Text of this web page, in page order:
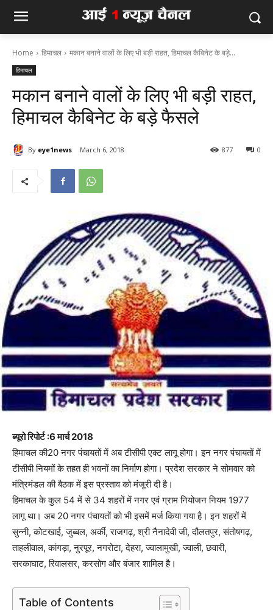
Home हिमाचल मकान बनाने वालों के लिए भी बड़ी राहत, हिमाचल कैबिनेट के बड़े...
हिमाचल
मकान बनाने वालों के लिए भी बड़ी राहत,
हिमाचल कैबिनेट के बड़े फैसले
By eye1news March 6, 2018 0
877
ब्यूरो रिपोर्ट :6 मार्च 2018
हिमाचल की20 नगर पंचायतों में अब टीसीपी एक्ट लागू होगा। इन नगर पंचायतों में
टीसीपी नियमों के तहत ही भवनों का निर्माण होगा। प्रदेश सरकार ने सोमवार को
मंत्रिमंडल की बैठक में इस प्रस्ताव को मंजूरी दी है।
हिमाचल के कुल 54 में से 34 शहरों में नगर एवं ग्राम नियोजन नियम 1977
लागू था। अब 20 नगर पंचायतों को भी इसमें मर्ज किया गया है। इन शहरों में
सुन्नी, कोटखाई, जुब्बल, अर्की, राजगढ़, श्री नैनादेवी जी, दौलतपुर, संतोषगढ़,
ताहलीवाल, कांगड़ा, नुरपूर, नगरोटा, देहरा, ज्वालामुखी, ज्वाली, छवारी,
सरकाघाट, रिवालसर, करसोग और बंजार शामिल है।
Table of Contents